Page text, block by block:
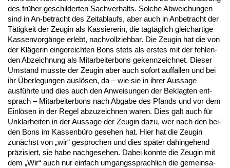
des früher ge­schil­der­ten Sach­ver­halts. Sol­che Ab­wei­chun­gen
sind in An-be­tracht des Zeit­ab­laufs, aber auch in An­be­tracht der
Tätig­keit der Zeu­gin als Kas­sie­re­rin, die tagtäglich gleich­ar­ti­ge
Kas­sen­vorgänge er­lebt, nach­voll­zieh­bar. Die Zeu­gin hat die von
der Kläge­rin ein­ge­reich­ten Bons stets als ers­tes mit der feh­len­
den Ab­zeich­nung als Mit­ar­bei­ter­bons ge­kenn­zeich­net. Die­ser
Um­stand muss­te der Zeu­gin aber auch so­fort auf­fal­len und bei
ihr Über­le­gun­gen auslösen, da – wie sie in ih­rer Aus­sa­ge
ausführ­te und dies auch den An­wei­sun­gen der Be­klag­ten ent­
sprach – Mit­ar­bei­ter­bons nach Ab­ga­be des Pfands und vor dem
Einlösen in der Re­gel ab­zu­zeich­nen wa­ren. Dies galt auch für
Un­klar­hei­ten in der Aus­sa­ge der Zeu­gin da­zu, wer nach den bei­
den Bons im Kas­senbüro ge­se­hen hat. Hier hat die Zeu­gin
zunächst von „wir“ ge­spro­chen und dies später da­hin­ge­hend
präzi­siert, sie ha­be nach­ge­se­hen. Da­bei konn­te die Zeu­gin mit
dem „Wir“ auch nur ein­fach um­gangs­sprach­lich die ge­mein­sa­